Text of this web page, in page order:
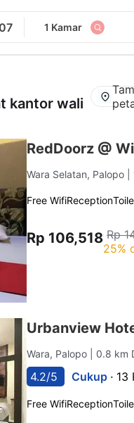
1 Kamar
kantor wali
RedDoorz @
Wara Selatan, Palopo
Free WifiReception
Rp 106,518 Rp
25%
Urbanview
Wara, Palopo | 0.8 km
4.2/5 Cukup · 13
Free WifiReception